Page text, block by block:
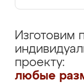
Изготовим
проекту:
любые